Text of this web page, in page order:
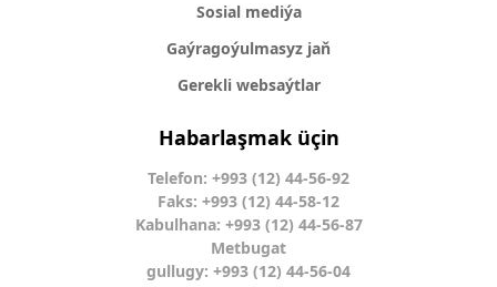
Sosial mediýa
Gaýragoýulmasyz jaň
Gerekli websaýtlar
Habarlaşmak üçin
Telefon: +993 (12) 44-56-92
Faks: +993 (12) 44-58-12
Kabulhana: +993 (12) 44-56-87
Metbugat
gullugy: +993 (12) 44-56-04